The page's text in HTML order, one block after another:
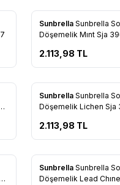
Yeni
Favorilere Ekle
Sunbrella Sunbrella
Döşemelik Mınt Sja
2.113,98 TL
Yeni
Favorilere Ekle
Sunbrella Sunbrella
Döşemelik Lichen Sja
2.113,98 TL
Yeni
Favorilere Ekle
Sunbrella Sunbrella
Döşemelik Lead